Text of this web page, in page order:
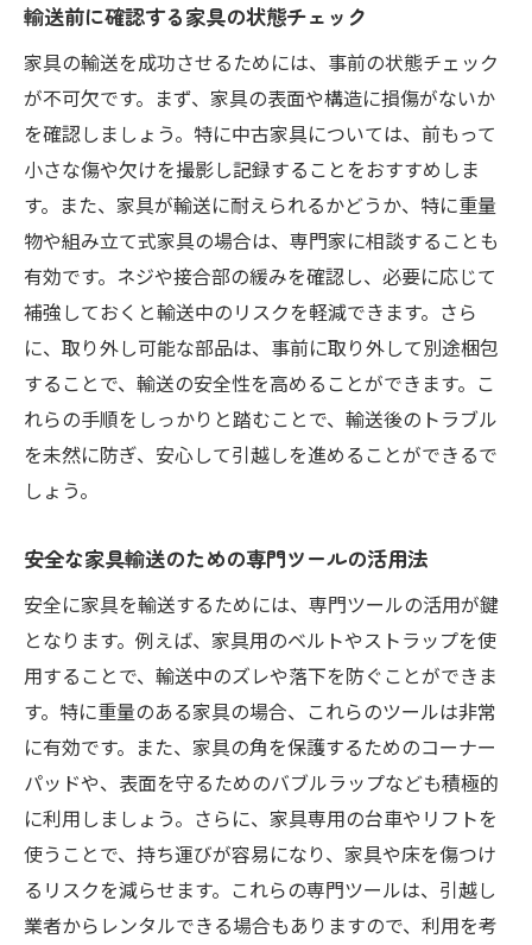
スムーズな搬入・搬出のための準備
門真市石原町で人気の引越し業者の選び方
口コミサイトの活用法
地元業者の強みと選び方
実績豊富な業者の特長
訪問見積もりでのチェックポイント
サービス内容と価格のバランスを考える
地域に根差した顧客サービスの評価
家具輸送のトラブルを未然に防ぐためのアドバ
イス
事前確認リストの作成
輸送前の家具状態の記録方法
輸送時のトラブル対応策
信頼できる業者とのコミュニケーション
引越し前に知っておきたい家具輸送の基本知識
家具輸送における基本用語解説
梱包材の選び方と活用法
輸送に適した家具の選定
基本的な輸送手順と流れ
自分でできる家具保護対策
法律や規制に基づく輸送の注意点
輸送前に確認する家具の状態チェック
家具の輸送を成功させるためには、事前の状態チェック
が不可欠です。まず、家具の表面や構造に損傷がないか
を確認しましょう。特に中古家具については、前もって
小さな傷や欠けを撮影し記録することをおすすめしま
す。また、家具が輸送に耐えられるかどうか、特に重量
物や組み立て式家具の場合は、専門家に相談することも
有効です。ネジや接合部の緩みを確認し、必要に応じて
補強しておくと輸送中のリスクを軽減できます。さら
に、取り外し可能な部品は、事前に取り外して別途梱包
することで、輸送の安全性を高めることができます。こ
れらの手順をしっかりと踏むことで、輸送後のトラブル
を未然に防ぎ、安心して引越しを進めることができるで
しょう。
安全な家具輸送のための専門ツールの活用法
安全に家具を輸送するためには、専門ツールの活用が鍵
となります。例えば、家具用のベルトやストラップを使
用することで、輸送中のズレや落下を防ぐことができま
す。特に重量のある家具の場合、これらのツールは非常
に有効です。また、家具の角を保護するためのコーナー
パッドや、表面を守るためのバブルラップなども積極的
に利用しましょう。さらに、家具専用の台車やリフトを
使うことで、持ち運びが容易になり、家具や床を傷つけ
るリスクを減らせます。これらの専門ツールは、引越し
業者からレンタルできる場合もありますので、利用を考